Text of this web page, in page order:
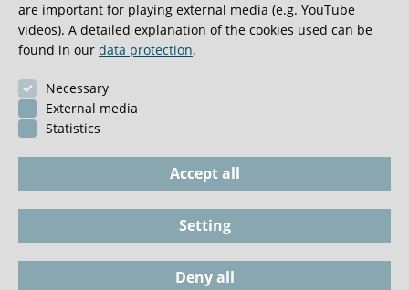
0:40 minutes
Imprint Phone / Documents
are important for playing external media (e.g. YouTube
videos). A detailed explanation of the cookies used can be
found in our data protection.
Necessary
External media
Statistics
Accept all
Setting
Deny all